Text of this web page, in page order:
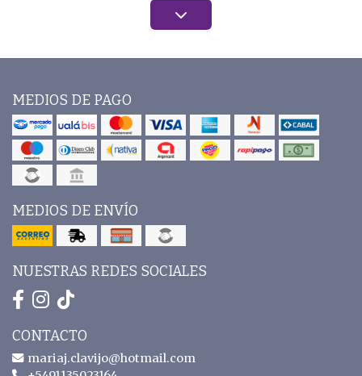
MEDIOS DE PAGO
MEDIOS DE ENVÍO
NUESTRAS REDES SOCIALES
CONTACTO
mariaj.clavijo@hotmail.com